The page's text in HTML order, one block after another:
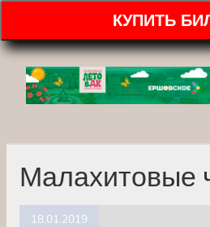
КУПИТЬ
Малахитовые
18.01.2019